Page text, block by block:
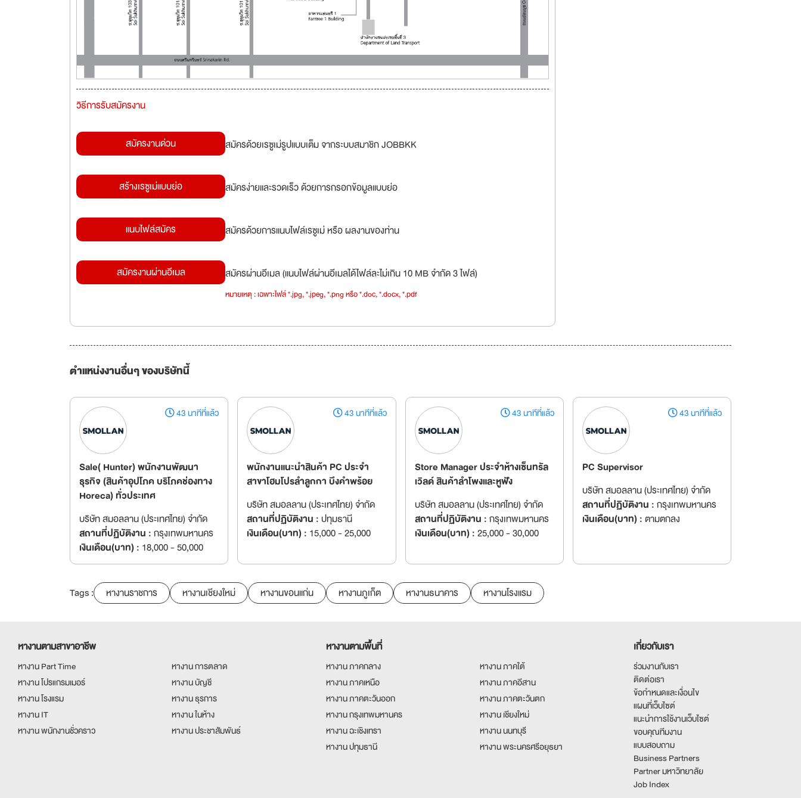
วิธีการรับสมัครงาน
สมัครงานด่วน สมัครด้วยเรซูเม่รูปแบบเต็ม จากระบบสมาชิก JOBBKK
สร้างเรซูเม่แบบย่อ สมัครง่ายและรวดเร็ว ด้วยการกรอกข้อมูลแบบย่อ
แนบไฟล์สมัคร สมัครด้วยการแนบไฟล์เรซูเม่ หรือ ผลงานของท่าน
สมัครงานผ่านอีเมล สมัครผ่านอีเมล (แนบไฟล์ผ่านอีเมลได้ไฟล์ละไม่เกิน 10 MB จำกัด 3 ไฟล์)
หมายเหตุ : เฉพาะไฟล์ *.jpg, *.jpeg, *.png หรือ *.doc, *.docx, *.pdf
ตำแหน่งงานอื่นๆ ของบริษัทนี้
43 นาทีที่แล้ว
Sale( Hunter) พนักงานพัฒนา
ธุรกิจ (สินค้าอุปโภค บริโภคช่องทาง
Horeca) ทั่วประเทศ
บริษัท สมอลลาน (ประเทศไทย) จำกัด
สถานที่ปฏิบัติงาน :กรุงเทพมหานคร
เงินเดือน(บาท) : 18,000 - 50,000
43 นาทีที่แล้ว
พนักงานแนะนำสินค้า PC ประจำ
สาขาโฮมโปรลำลูกกา บึงคำพร้อย
บริษัท สมอลลาน (ประเทศไทย) จำกัด
สถานที่ปฏิบัติงาน :ปทุมธานี
เงินเดือน(บาท) : 15,000 - 25,000
43 นาทีที่แล้ว
Store Manager ประจำห้างเซ็นทรัล
เวิลด์ สินค้าลำโพงและหูฟัง
บริษัท สมอลลาน (ประเทศไทย) จำกัด
สถานที่ปฏิบัติงาน :กรุงเทพมหานคร
เงินเดือน(บาท) :25,000 - 30,000
43 นาทีที่แล้ว
PC Supervisor
บริษัท สมอลลาน (ประเทศไทย) จำกัด
สถานที่ปฏิบัติงาน :กรุงเทพมหานคร
เงินเดือน(บาท) :ตามตกลง
Tags : หางานราชการ หางานเชียงใหม่ หางานขอนแก่น หางานภูเก็ต หางานธนาคาร หางานโรงแรม
หางานตามสาขาอาชีพ
หางาน Part Time
หางาน การตลาด
หางาน โปรแกรมเมอร์
หางาน บัญชี
หางาน โรงแรม
หางาน ธุรการ
หางาน IT
หางาน ในห้าง
หางาน พนักงานชั่วคราว
หางาน ประชาสัมพันธ์
หางานตามพื้นที่
หางาน ภาคกลาง
หางาน ภาคใต้
หางาน ภาคเหนือ
หางาน ภาคอีสาน
หางาน ภาคตะวันออก
หางาน ภาคตะวันตก
หางาน กรุงเทพมหานคร
หางาน เชียงใหม่
หางาน ฉะเชิงเทรา
หางาน นนทบุรี
หางาน ปทุมธานี
หางาน พระนครศรีอยุธยา
เกี่ยวกับเรา
ร่วมงานกับเรา
ติดต่อเรา
ข้อกำหนดและเงื่อนไข
แผนที่เว็บไซต์
แนะนำการใช้งานเว็บไซต์
ขอบคุณทีมงาน
แบบสอบถาม
Business Partners
Partner มหาวิทยาลัย
Job Index